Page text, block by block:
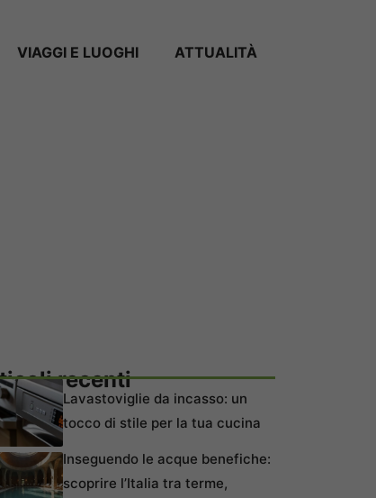
VIAGGI E LUOGHI ATTUALITÀ
recenti
Lavastoviglie da incasso: un
tocco di stile per la tua cucina
Inseguendo le acque benefiche:
scoprire l’Italia tra terme,